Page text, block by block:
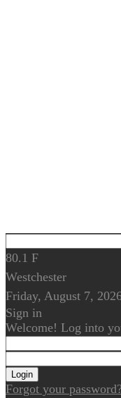
80.1 F
Westchester
Friday, August 7,
Sign in
Welcome! Log into
Forgot your